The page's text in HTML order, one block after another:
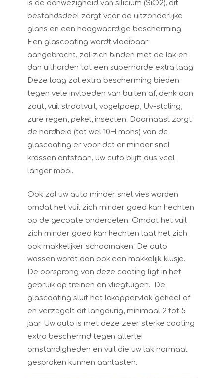
is de aanwezigheid van silicium (SiO2), dit
bestandsdeel zorgt voor de uitzonderlijke
glans en een hoogwaardige bescherming.
Een glascoating wordt vloeibaar
aangebracht, zal zich binden met de lak en
dan uitharden tot een superharde extra laag.
Deze laag zal extra bescherming bieden
tegen vele invloeden van buiten af, denk aan:
zout, vuil straatvuil, vogelpoep, Uv-staling,
zure regen, pekel, insecten. Daarnaast zorgt
de hardheid (tot wel 10H mohs) van de
glascoating er voor dat er minder snel
krassen ontstaan, uw auto blijft dus veel
langer mooi.
Ook zal uw auto minder snel vies worden
omdat het vuil zich minder goed kan hechten
op de gecoate onderdelen. Omdat het vuil
zich minder goed kan hechten laat het zich
ook makkelijker schoomaken. De auto
wassen wordt dan ook een makkelijk klusje.
De oorsprong van deze coating ligt in het
gebruik op treinen en vliegtuigen. De
glascoating sluit het lakoppervlak geheel af
en verzegelt dit langdurig, minimaal 2 tot 5
jaar. Uw auto is met deze zeer sterke coating
extra beschermd tegen allerlei
omstandigheden en vuil die uw lak normaal
gesproken kunnen aantasten.